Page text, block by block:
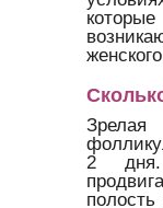
Зрелая
2